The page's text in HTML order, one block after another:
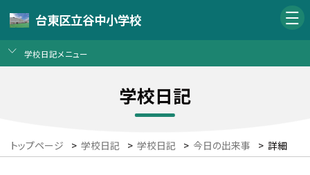
台東区立谷中小学校
学校日記メニュー
学校日記
トップページ > 学校日記 > 学校日記 > 今日の出来事 > 詳細